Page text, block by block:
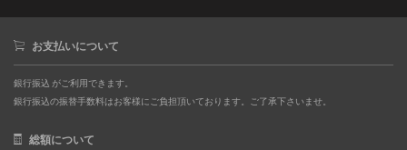
お支払いについて
銀行振込 がご利用できます。
銀行振込の振替手数料はお客様にご負担頂いております。ご了承下さいませ。
総額について